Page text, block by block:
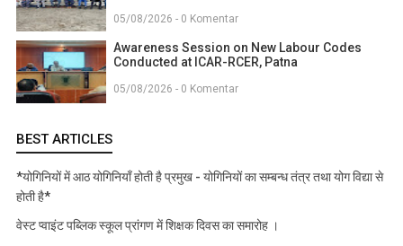
05/08/2026 - 0 Komentar
Awareness Session on New Labour Codes
Conducted at ICAR-RCER, Patna
05/08/2026 - 0 Komentar
BEST ARTICLES
*योगिनियों में आठ योगिनियाँ होती है प्रमुख - योगिनियों का सम्बन्ध तंत्र तथा योग विद्या से
होती है*
वेस्ट प्वाइंट पब्लिक स्कूल प्रांगण में शिक्षक दिवस का समारोह ।